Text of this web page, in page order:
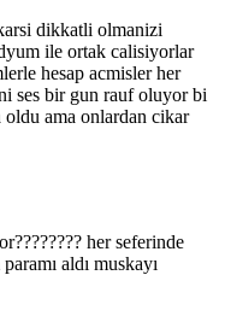
dikkatli olmanizi
ile ortak calisiyorlar
hesap acmisler her
ses bir gun rauf oluyor bi
ama onlardan cikar
her seferinde
aldı muskayı